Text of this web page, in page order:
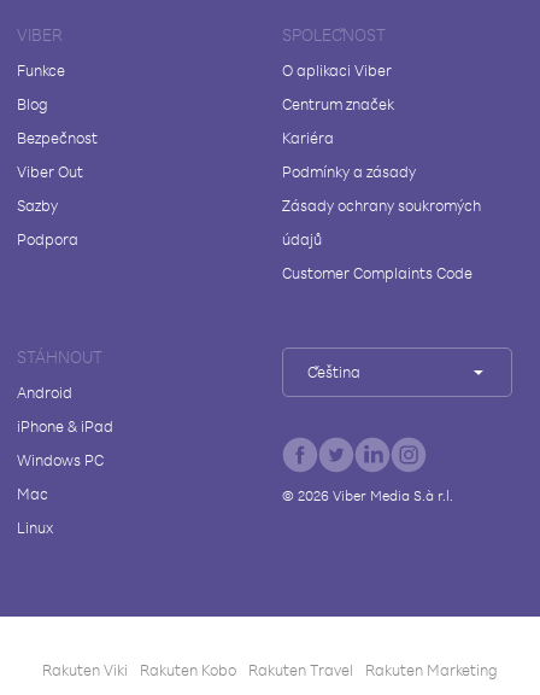
VIBER
Funkce
Blog
Bezpečnost
Viber Out
Sazby
Podpora
SPOLEČNOST
O aplikaci Viber
Centrum značek
Kariéra
Podmínky a zásady
Zásady ochrany soukromých
údajů
Customer Complaints Code
STÁHNOUT
Android
iPhone & iPad
Windows PC
Mac
Linux
Čeština
© 2026Viber Media S.à r.l.
Rakuten Viki Rakuten Kobo Rakuten Travel Rakuten Marketing